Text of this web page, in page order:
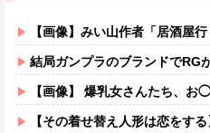
【画像】みい山作者「居酒屋行く奴
結局ガンプラのブランドでRG
【画像】 爆乳女さんたち、
【その着せ替え人形は恋をする】 ア